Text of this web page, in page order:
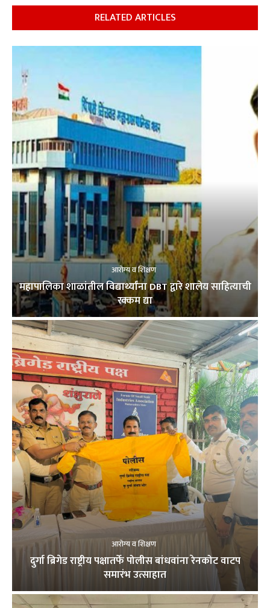
RELATED ARTICLES
आरोग्य व शिक्षण
महापालिका शाळांतील विद्यार्थ्यांना DBT द्वारे शालेय साहित्याची
रक्कम द्या
आरोग्य व शिक्षण
दुर्गा ब्रिगेड राष्ट्रीय पक्षातर्फे पोलीस बांधवांना रेनकोट वाटप
समारंभ उत्साहात